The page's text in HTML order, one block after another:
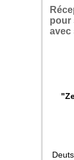
pour
avec